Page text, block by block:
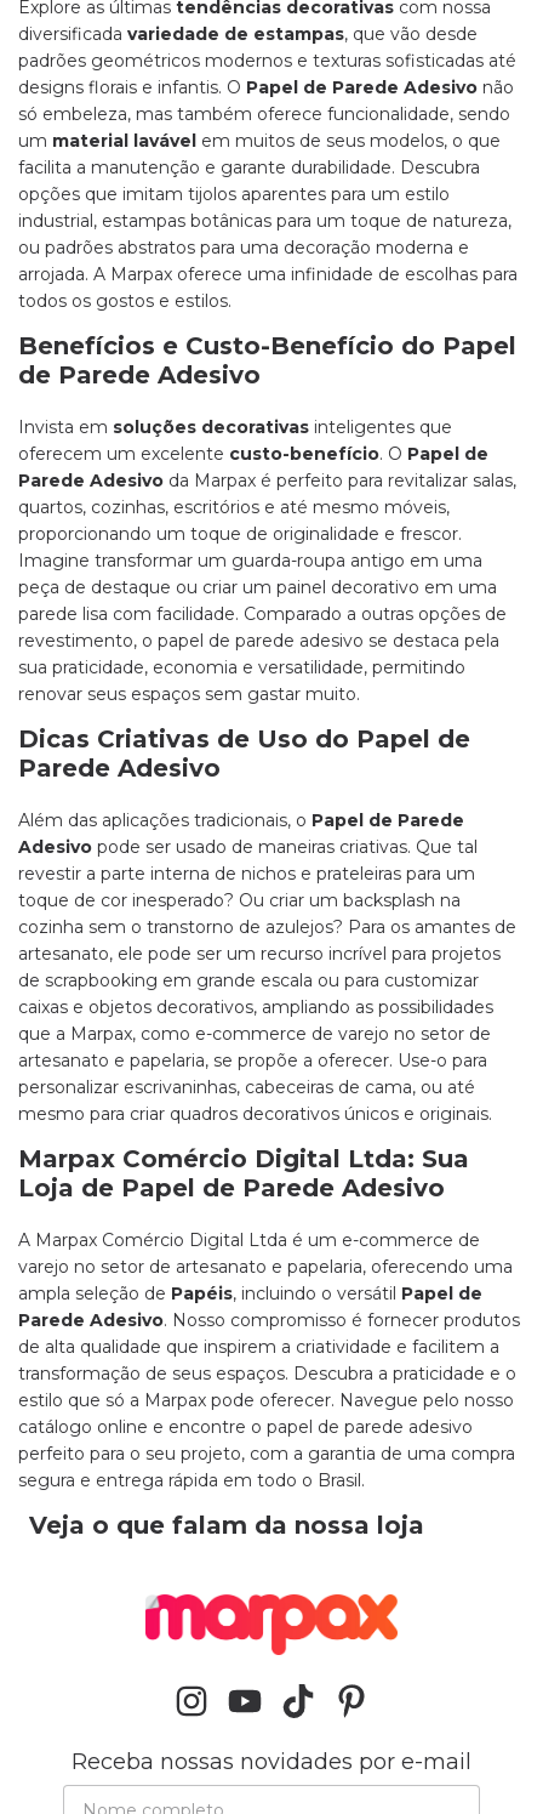
Explore as últimas tendências decorativas com nossa
diversificada variedade de estampas, que vão desde
padrões geométricos modernos e texturas sofisticadas até
designs florais e infantis. O Papel de Parede Adesivo não
só embeleza, mas também oferece funcionalidade, sendo
um material lavável em muitos de seus modelos, o que
facilita a manutenção e garante durabilidade. Descubra
opções que imitam tijolos aparentes para um estilo
industrial, estampas botânicas para um toque de natureza,
ou padrões abstratos para uma decoração moderna e
arrojada. A Marpax oferece uma infinidade de escolhas para
todos os gostos e estilos.
Benefícios e Custo-Benefício do Papel
de Parede Adesivo
Invista em soluções decorativas inteligentes que
oferecem um excelente custo-benefício. O Papel de
Parede Adesivo da Marpax é perfeito para revitalizar salas,
quartos, cozinhas, escritórios e até mesmo móveis,
proporcionando um toque de originalidade e frescor.
Imagine transformar um guarda-roupa antigo em uma
peça de destaque ou criar um painel decorativo em uma
parede lisa com facilidade. Comparado a outras opções de
revestimento, o papel de parede adesivo se destaca pela
sua praticidade, economia e versatilidade, permitindo
renovar seus espaços sem gastar muito.
Dicas Criativas de Uso do Papel de
Parede Adesivo
Além das aplicações tradicionais, o Papel de Parede
Adesivo pode ser usado de maneiras criativas. Que tal
revestir a parte interna de nichos e prateleiras para um
toque de cor inesperado? Ou criar um backsplash na
cozinha sem o transtorno de azulejos? Para os amantes de
artesanato, ele pode ser um recurso incrível para projetos
de scrapbooking em grande escala ou para customizar
caixas e objetos decorativos, ampliando as possibilidades
que a Marpax, como e-commerce de varejo no setor de
artesanato e papelaria, se propõe a oferecer. Use-o para
personalizar escrivaninhas, cabeceiras de cama, ou até
mesmo para criar quadros decorativos únicos e originais.
Marpax Comércio Digital Ltda: Sua
Loja de Papel de Parede Adesivo
A Marpax Comércio Digital Ltda é um e-commerce de
varejo no setor de artesanato e papelaria, oferecendo uma
ampla seleção de Papéis, incluindo o versátil Papel de
Parede Adesivo. Nosso compromisso é fornecer produtos
de alta qualidade que inspirem a criatividade e facilitem a
transformação de seus espaços. Descubra a praticidade e o
estilo que só a Marpax pode oferecer. Navegue pelo nosso
catálogo online e encontre o papel de parede adesivo
perfeito para o seu projeto, com a garantia de uma compra
segura e entrega rápida em todo o Brasil.
Veja o que falam da nossa loja
Receba nossas novidades por e-mail